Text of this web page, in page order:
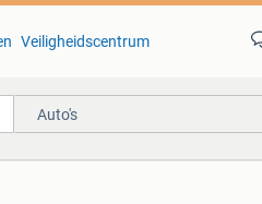
Veiligheidscentrum
Auto's